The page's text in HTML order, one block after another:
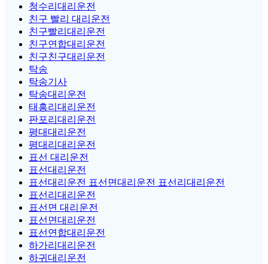
청수리대리운전
친구 빨리 대리운전
친구빨리대리운전
친구연합대리운전
친구친구대리운전
탁송
탁송기사
탁송대리운전
태흥리대리운전
판포리대리운전
평대대리운전
평대리대리운전
표선 대리운전
표선대리운전
표선대리운전 표선면대리운전 표선리대리운전
표선리대리운전
표선면 대리운전
표선면대리운전
표선연합대리운전
하가리대리운전
하귀대리운전